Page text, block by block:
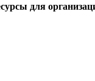
для